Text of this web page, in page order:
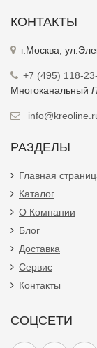
КОНТАКТЫ
г.Москва,
+7 (495) 118-
Многоканальный
РАЗДЕЛЫ
Главная
Каталог
О Компании
Блог
Доставка
Сервис
Контакты
СОЦСЕТИ